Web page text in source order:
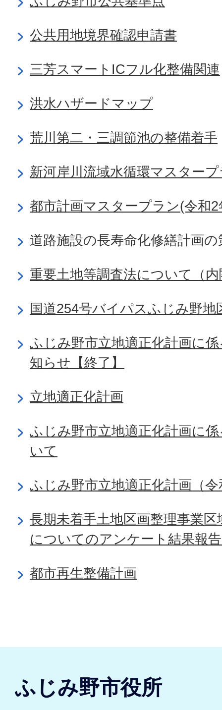
公共用地境界確認申請書
三芳スマートICフル化整備関連
洪水ハザードマップ
荒川第二・三調節池の整備着手
新河岸川流域水循環マスター
都市計画マスタープラン(令和
道路施設の長寿命化修繕計画
重要土地等調査法について（
国道254号バイパスふじみ野地
ふじみ野市立地適正化計画に
知らせ【終了】
立地適正化計画
ふじみ野市立地適正化計画に
いて
ふじみ野市立地適正化計画（
長期未着手土地区画整理事業
についてのアンケート結果報
都市再生整備計画
ふじみ野市役所